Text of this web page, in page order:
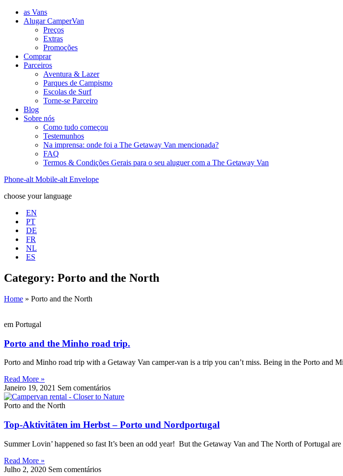
as Vans
Alugar CamperVan
Preços
Extras
Promoções
Comprar
Parceiros
Aventura & Lazer
Parques de Campismo
Escolas de Surf
Torne-se Parceiro
Blog
Sobre nós
Como tudo começou
Testemunhos
Na imprensa: onde foi a The Getaway Van mencionada?
FAQ
Termos & Condições Gerais para o seu aluguer com a The Getaway Van
Phone-alt Mobile-alt Envelope
choose your language
EN
PT
DE
FR
NL
ES
Category: Porto and the North
Home » Porto and the North
em Portugal
Porto and the Minho road trip.
Porto and Minho road trip with a Getaway Van camper-van is a trip you can’t miss. Being in the Porto and
Read More »
Janeiro 19, 2021 Sem comentários
Porto and the North
Top-Aktivitäten im Herbst – Porto und Nordportugal
Summer Lovin’ happened so fast It’s been an odd year! But the Getaway Van and The North of Portugal
Read More »
Julho 2, 2020 Sem comentários